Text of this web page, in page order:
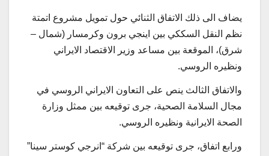
يضاف الى ذلك الاتفاق الثنائي حول تمويل مشروع اتمتة
نظم النقل السككي بين اينجي برون وكرمسار (شمال –
شرق)، الموقعة بين مساعد وزير الاقتصاد الايراني
ونظيره الروسي.
والاتفاق الثالث ينص على التعاون الايراني الروسي في
مجال السلامة الصحية، جرى توقيعه بين ممثل وزارة
الصحة الايرانية ونظيره الروسي.
ورابع اتفاق، جرى توقيعه بين شركة “انرجي كوستر سينا”